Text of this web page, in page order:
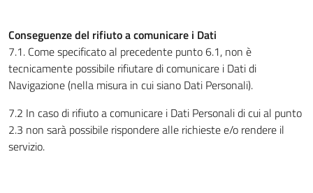
Conseguenze del rifiuto a comunicare i Dati
7.1. Come specificato al precedente punto 6.1, non è
tecnicamente possibile rifiutare di comunicare i Dati di
Navigazione (nella misura in cui siano Dati Personali).
7.2 In caso di rifiuto a comunicare i Dati Personali di cui al punto
2.3 non sarà possibile rispondere alle richieste e/o rendere il
servizio.